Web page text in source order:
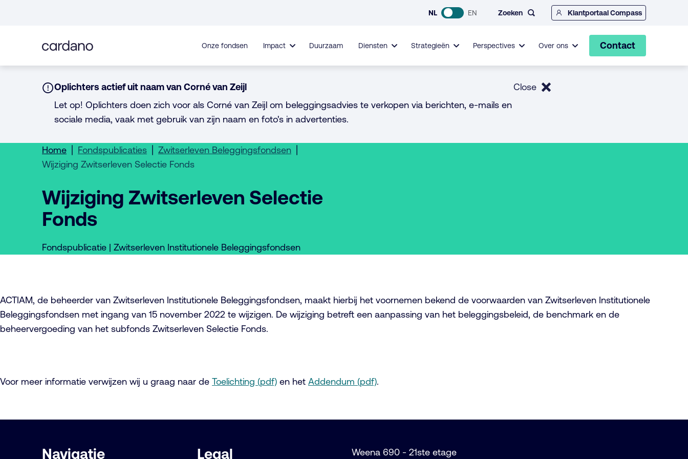
inhoud
NL EN Zoeken Klantportaal Compass
Onze fondsen Impact Duurzaam Diensten Strategieën Perspectives Over ons Contact
Notice:
Oplichters actief uit naam van Corné van Zeijl
Let op! Oplichters doen zich voor als Corné van Zeijl om beleggingsadvies te verkopen via berichten, e-mails en
sociale media, vaak met gebruik van zijn naam en foto's in advertenties.
Close
Home Fondspublicaties
Zwitserleven Beleggingsfondsen
Wijziging Zwitserleven Selectie Fonds
Wijziging Zwitserleven Selectie
Fonds
Fondspublicatie | Zwitserleven Institutionele Beleggingsfondsen
ACTIAM, de beheerder van Zwitserleven Institutionele Beleggingsfondsen, maakt hierbij het voornemen bekend de voorwaarden van Zwitserleven Institutionele
Beleggingsfondsen met ingang van 15 november 2022 te wijzigen. De wijziging betreft een aanpassing van het beleggingsbeleid, de benchmark en de
beheervergoeding van het subfonds Zwitserleven Selectie Fonds.
Voor meer informatie verwijzen wij u graag naar de Toelichting (pdf) en het Addendum (pdf).
Navigatie Legal Weena 690 - 21ste etage